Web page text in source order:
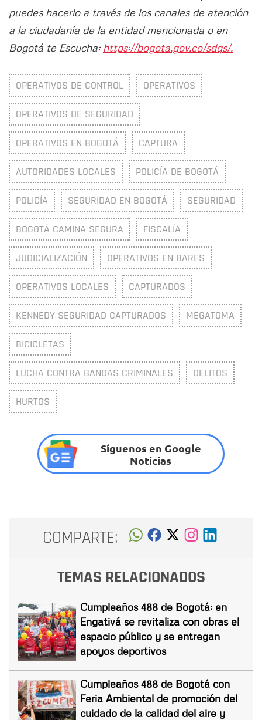
puedes hacerlo a través de los canales de atención
a la ciudadanía de la entidad mencionada o en
Bogotá te Escucha: https://bogota.gov.co/sdqs/.
OPERATIVOS DE CONTROL OPERATIVOS
OPERATIVOS DE SEGURIDAD
OPERATIVOS EN BOGOTÁ CAPTURA
AUTORIDADES LOCALES POLICÍA DE BOGOTÁ
POLICÍA SEGURIDAD EN BOGOTÁ SEGURIDAD
BOGOTÁ CAMINA SEGURA FISCALÍA
JUDICIALIZACIÓN OPERATIVOS EN BARES
OPERATIVOS LOCALES CAPTURADOS
KENNEDY SEGURIDAD CAPTURADOS MEGATOMA
BICICLETAS
LUCHA CONTRA BANDAS CRIMINALES DELITOS
HURTOS
Síguenos en Google
Noticias
COMPARTE:
TEMAS RELACIONADOS
Cumpleaños 488 de Bogotá: en
Engativá se revitaliza con obras el
espacio público y se entregan
apoyos deportivos
Cumpleaños 488 de Bogotá con
Feria Ambiental de promoción del
cuidado de la calidad del aire y